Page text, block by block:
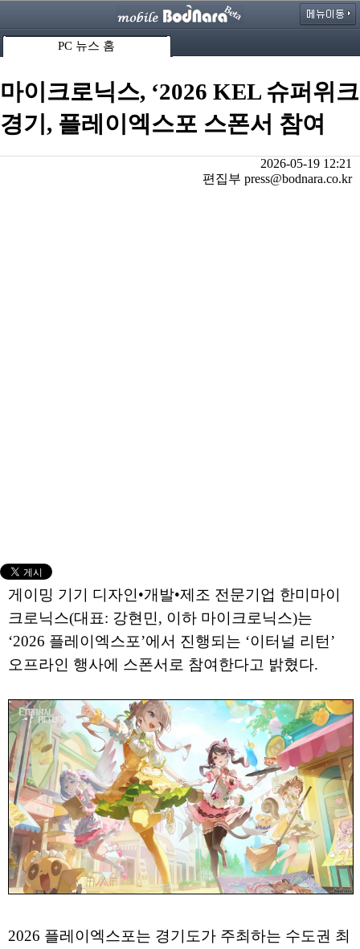
PC 뉴스 홈
마이크로닉스, ‘2026 KEL 슈퍼위크
경기, 플레이엑스포 스폰서 참여
2026-05-19 12:21
편집부 press@bodnara.co.kr
게이밍 기기 디자인•개발•제조 전문기업 한미마이
크로닉스(대표: 강현민, 이하 마이크로닉스)는
‘2026 플레이엑스포’에서 진행되는 ‘이터널 리턴’
오프라인 행사에 스폰서로 참여한다고 밝혔다.
2026 플레이엑스포는 경기도가 주최하는 수도권 최